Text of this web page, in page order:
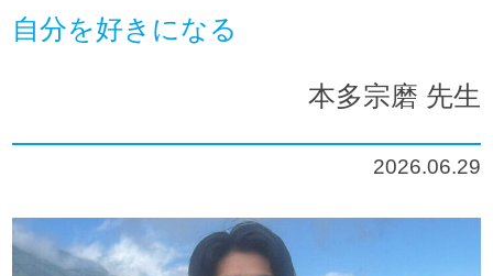
自分を好きになる
本多宗磨 先生
2026.06.29